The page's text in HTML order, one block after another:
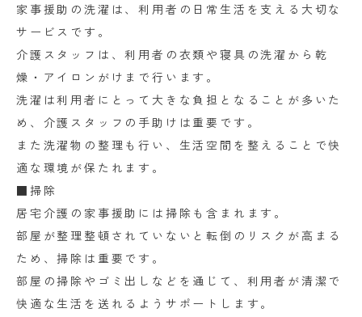
家事援助の洗濯は、利用者の日常生活を支える大切な
サービスです。
介護スタッフは、利用者の衣類や寝具の洗濯から乾
燥・アイロンがけまで行います。
洗濯は利用者にとって大きな負担となることが多いた
め、介護スタッフの手助けは重要です。
また洗濯物の整理も行い、生活空間を整えることで快
適な環境が保たれます。
■掃除
居宅介護の家事援助には掃除も含まれます。
部屋が整理整頓されていないと転倒のリスクが高まる
ため、掃除は重要です。
部屋の掃除やゴミ出しなどを通じて、利用者が清潔で
快適な生活を送れるようサポートします。